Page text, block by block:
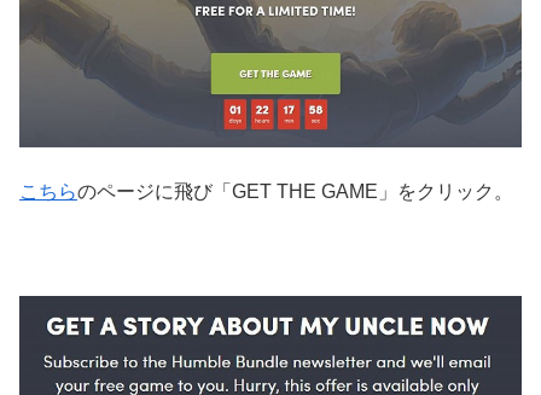
こちらのページに飛び「GET THE GAME」をクリック。